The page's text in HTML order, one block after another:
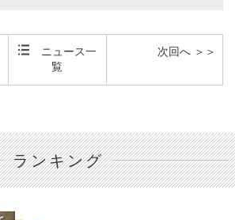
ニュース一
覧
次回へ ＞＞
ランキング